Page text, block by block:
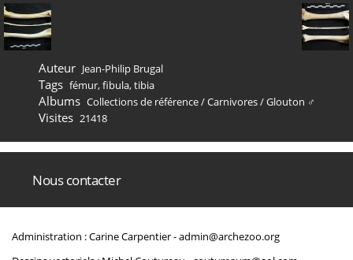
Auteur Jean-Philip Brugal
Tags fémur,fibula,tibia
Albums Collections de référence/Carnivores/Glouton ♂
Visites 21418
Nous contacter
Administration : Carine Carpentier -admin@archezoo.org